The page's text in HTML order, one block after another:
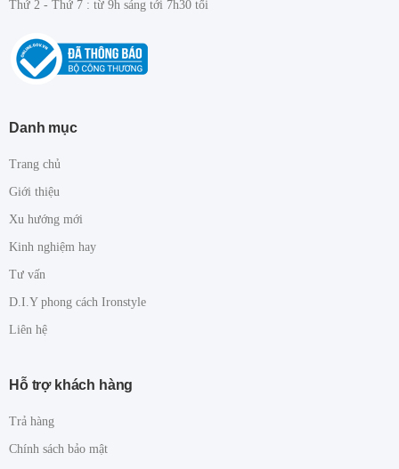
Thứ 2 - Thứ 7 : từ 9h sáng tới 7h30 tối
Danh mục
Trang chủ
Giới thiệu
Xu hướng mới
Kinh nghiệm hay
Tư vấn
D.I.Y phong cách Ironstyle
Liên hệ
Hỗ trợ khách hàng
Trả hàng
Chính sách bảo mật